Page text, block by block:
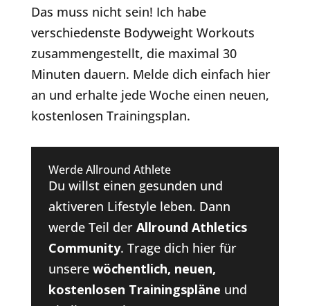
Das muss nicht sein! Ich habe
verschiedenste Bodyweight Workouts
zusammengestellt, die maximal 30
Minuten dauern. Melde dich einfach hier
an und erhalte jede Woche einen neuen,
kostenlosen Trainingsplan.
Werde Allround Athlete
Du willst einen gesunden und
aktiveren Lifestyle leben. Dann
werde Teil der Allround Athletics
Community. Trage dich hier für
unsere wöchentlich, neuen,
kostenlosen Trainingspläne und